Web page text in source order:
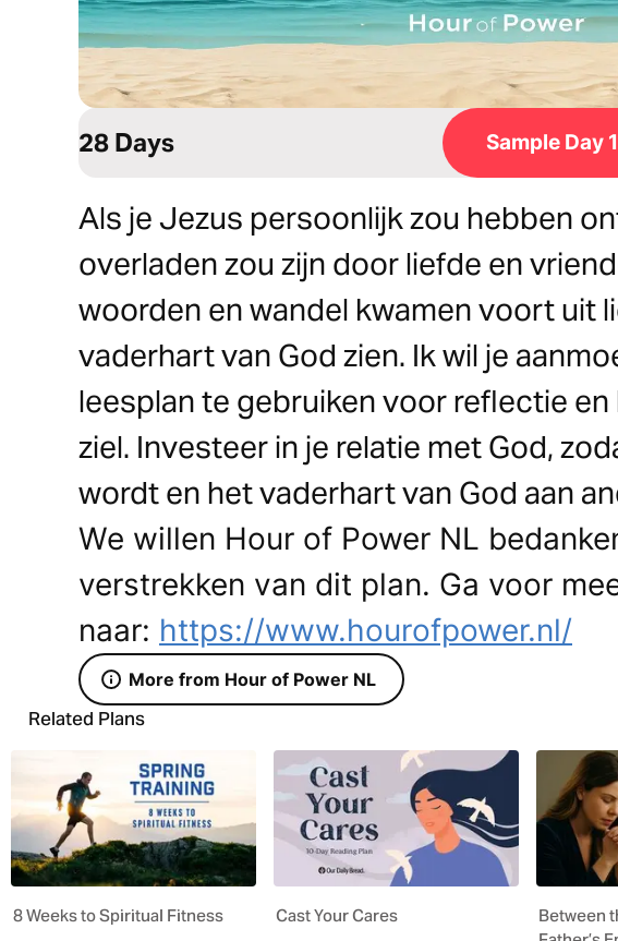
28 Days Sample Day 1
Als je Jezus persoonlijk zou hebben
overladen zou zijn door liefde en
woorden en wandel kwamen voort uit
vaderhart van God zien. Ik wil je
leesplan te gebruiken voor reflectie
ziel. Investeer in je relatie met God,
wordt en het vaderhart van God aan
We willen Hour of Power NL
verstrekken van dit plan. Ga voor
naar: https://www.hourofpower.nl/
More from Hour of Power NL
Related Plans
8 Weeks to Spiritual Fitness Cast Your Cares
Between